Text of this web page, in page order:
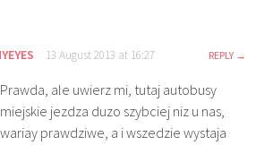
13 August 2013 at 16:27 REPLY
Prawda, ale uwierz mi, tutaj autobusy
miejskie jezdza duzo szybciej niz u nas,
wariay prawdziwe, a i wszedzie wystaja